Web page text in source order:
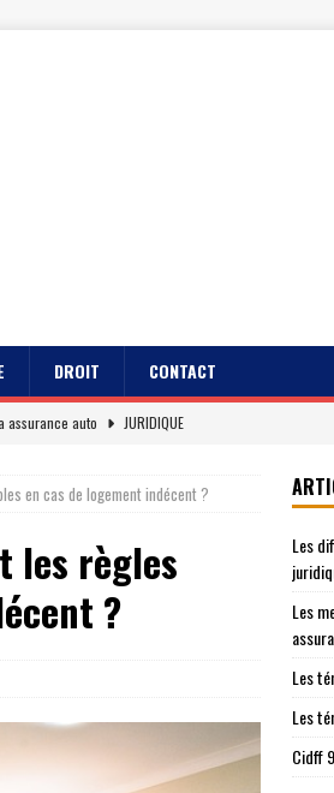
DROIT CONTACT
assurance auto
JURIDIQUE
2026
EREPUTATION
charge
JURIDIQUE
juridiques JURIDIQUE
en cas de logement indécent ?
les règles
?
Les
Les
Les
Les
Cidff